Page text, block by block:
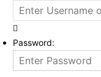
Password: